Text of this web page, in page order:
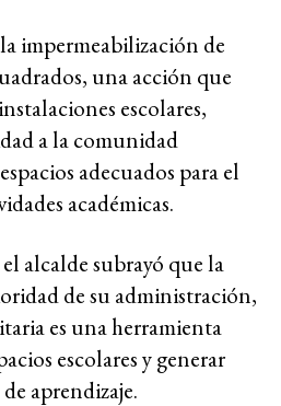
impermeabilización de
una acción que
escolares,
a la comunidad
adecuados para el
académicas.
alcalde subrayó que la
de su administración,
es una herramienta
escolares y generar
aprendizaje.